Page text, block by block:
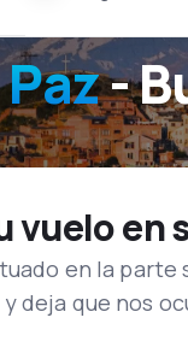
-
vuelo
en la parte
deja que nos